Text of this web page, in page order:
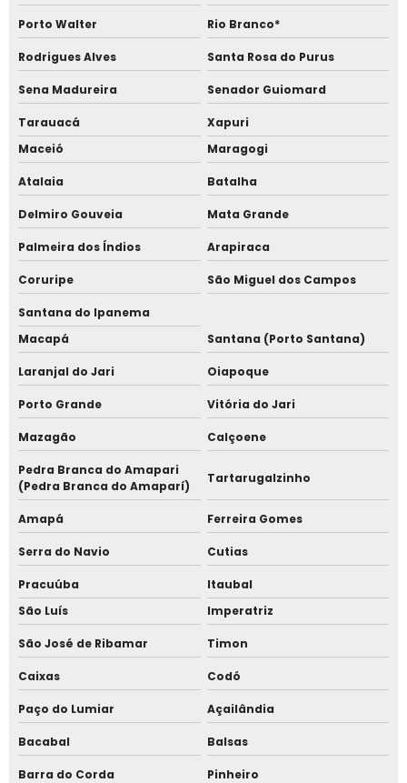
Fabricante de relógio de ponto em sp
Loja de relógio de ponto
Loja de relógio de ponto facial
Marcação de ponto pela facial
Melhor relógio de ponto facial
Melhor sistema de ponto
Representante de relógio de ponto em são paulo
Sistema de ponto secullum
Sistema de ponto virtual
Catraca de acesso para academia
Fornecedor de Catraca de acesso academia
Porto Walter Rio Branco*
Rodrigues Alves Santa Rosa do Purus
Sena Madureira Senador Guiomard
Tarauacá
Xapuri
Maceió
Maragogi
Atalaia Batalha
Delmiro Gouveia Mata Grande
Palmeira dos Índios Arapiraca
Coruripe São Miguel dos Campos
Santana do Ipanema
Macapá
Santana (Porto Santana)
Laranjal do Jari Oiapoque
Porto Grande Vitória do Jari
Mazagão Calçoene
Pedra Branca do Amapari
(Pedra Branca do Amaparí)
Tartarugalzinho
Amapá Ferreira Gomes
Serra do Navio Cutias
Pracuúba
Itaubal
São Luís
Imperatriz
São José de Ribamar Timon
Caixas Codó
Paço do Lumiar Açailândia
Bacabal Balsas
Barra do Corda Pinheiro